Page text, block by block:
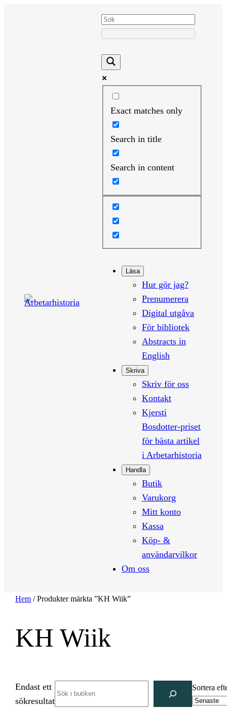
Exact matches only
Search in title
Search in content
Läsa
Hur gör jag?
Prenumerera
Digital utgåva
För bibliotek
Abstracts in
English
Skriva
Skriv för oss
Kontakt
Kjersti
Bosdotter-priset
för bästa artikel
i Arbetarhistoria
Handla
Butik
Varukorg
Mitt konto
Kassa
Köp- &
användarvilkor
Om oss
Hem / Produkter märkta ”KH Wiik”
KH Wiik
Endast ett
sökresultat
Sortera